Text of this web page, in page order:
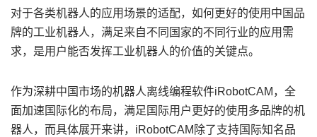
对于各类机器人的应用场景的适配，如何更好的使用中国品
牌的工业机器人，满足来自不同国家的不同行业的应用需
求，是用户能否发挥工业机器人的价值的关键点。
作为深耕中国市场的机器人离线编程软件iRobotCAM，全
面加速国际化的布局，满足国际用户更好的使用多品牌的机
器人，而具体展开来讲，iRobotCAM除了支持国际知名品